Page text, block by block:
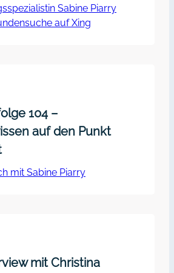
Sabine Piarry
auf Xing
104 –
auf den Punkt
mit Sabine Piarry
mit Christina